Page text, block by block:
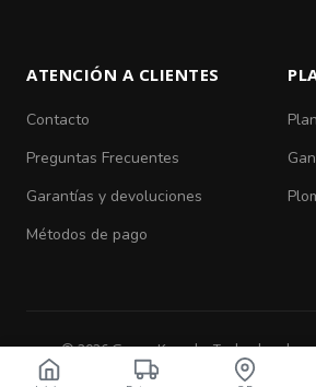
ATENCIÓN A CLIENTES
Contacto
Preguntas Frecuentes
Garantías y devoluciones
Métodos de pago
© 2026 Grupo Kuroda. Todos los
Aviso de Privacidad
Términos y